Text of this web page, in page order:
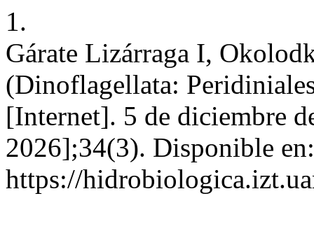
1.
Gárate Lizárraga I,
(Dinoflagellata:
[Internet]. 5 de diciembre
2026];34(3). Disponible en:
https://